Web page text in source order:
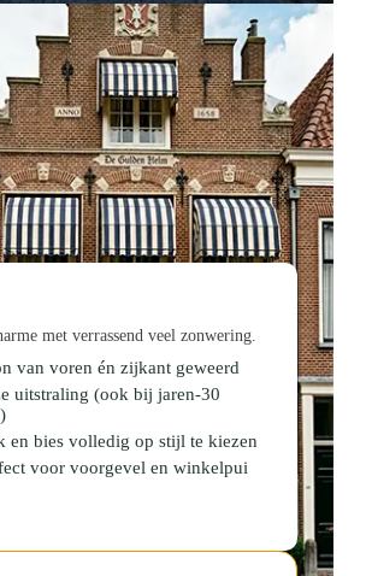
met verrassend veel zonwering.
van voren én zijkant geweerd
uitstraling (ook bij jaren-30
en bies volledig op stijl te kiezen
voor voorgevel en winkelpui